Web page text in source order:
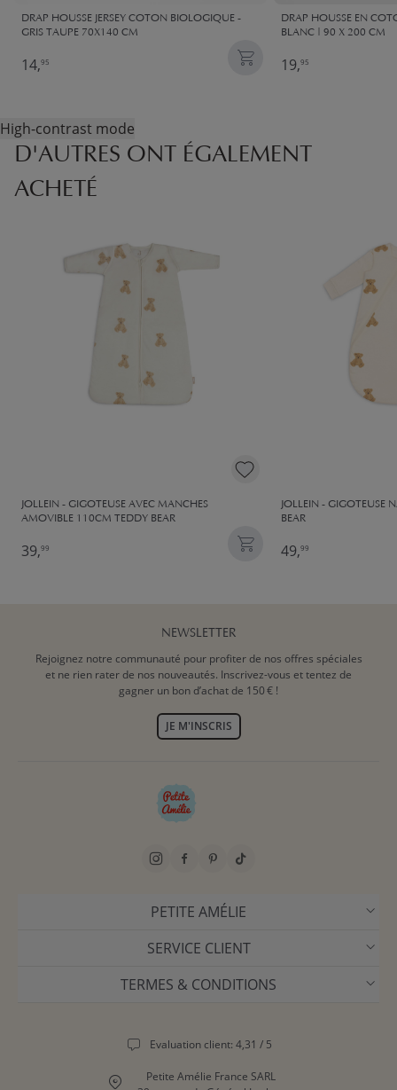
DRAP HOUSSE JERSEY COTON BIOLOGIQUE -
GRIS TAUPE 70X140 CM
14,95
DRAP HOUSSE EN
BLANC | 90 X 200 CM
19,95
High-contrast mode
D'AUTRES ONT ÉGALEMENT
ACHETÉ
JOLLEIN - GIGOTEUSE AVEC MANCHES
AMOVIBLE 110CM TEDDY BEAR
39,99
JOLLEIN - GIGOTEUSE
BEAR
49,99
NEWSLETTER
Rejoignez notre communauté pour profiter de nos offres spéciales
et ne rien rater de nos nouveautés. Inscrivez-vous et tentez de
gagner un bon d’achat de 150 € !
JE M'INSCRIS
PETITE AMÉLIE
SERVICE CLIENT
TERMES & CONDITIONS
Evaluation client: 4,31 / 5
Petite Amélie France SARL